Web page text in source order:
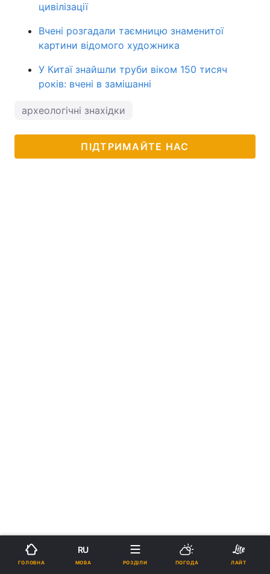
цивілізації
Вчені розгадали таємницю знаменитої
картини відомого художника
У Китаї знайшли труби віком 150 тисяч
років: вчені в замішанні
археологічні знахідки
ПІДТРИМАЙТЕ НАС
ГОЛОВНА
RU
МОВА РОЗДІЛИ ПОГОДА ЛАЙТ